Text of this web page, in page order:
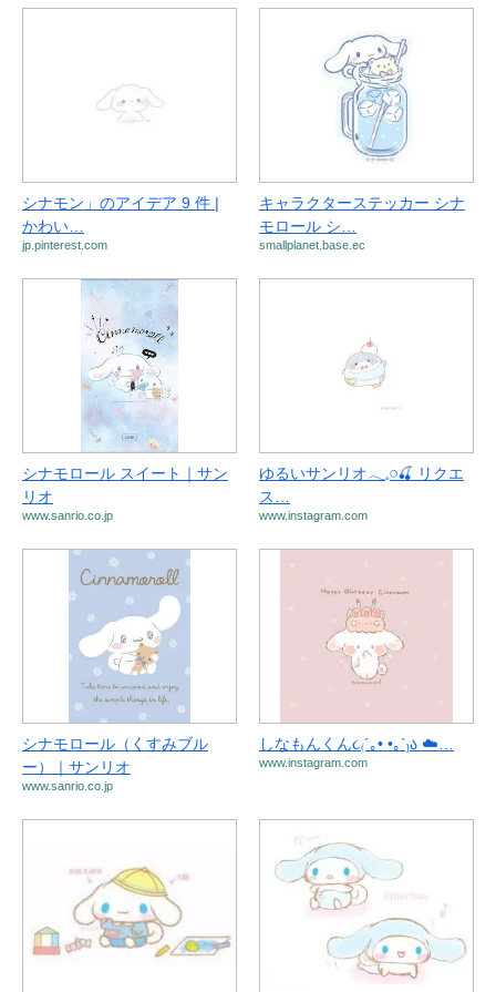
シナモン」のアイデア 9 件 |
かわい…
jp.pinterest.com
キャラクターステッカー シナ
モロール シ…
smallplanet.base.ec
シナモロール スイート｜サン
リオ
www.sanrio.co.jp
ゆるいサンリオ𓂃𓈒𓏸🍒 リクエ
ス…
www.instagram.com
シナモロール（くすみブル
ー）｜サンリオ
www.sanrio.co.jp
しなもんくん૮₍´｡• •｡`₎ა ☁️…
www.instagram.com